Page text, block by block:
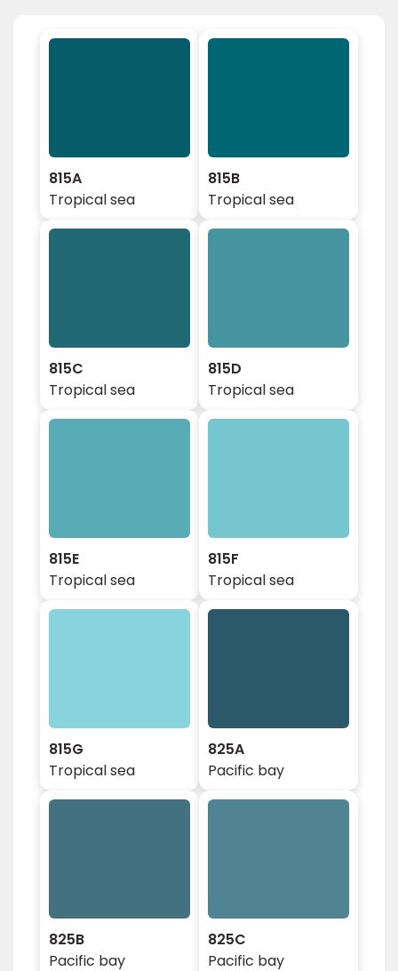
815A
Tropical sea
815B
Tropical sea
815C
Tropical sea
815D
Tropical sea
815E
Tropical sea
815F
Tropical sea
815G
Tropical sea
825A
Pacific bay
825B
Pacific bay
825C
Pacific bay